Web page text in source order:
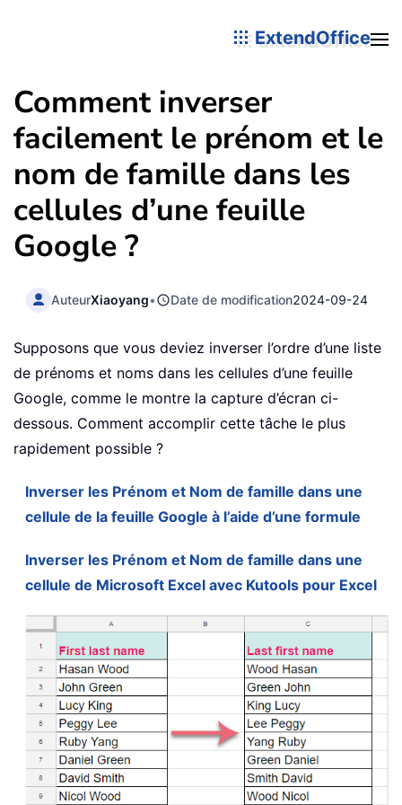
ExtendOffice
Comment inverser
facilement le prénom et le
nom de famille dans les
cellules d’une feuille
Google ?
AuteurXiaoyang• Date de modification2024-09-24
Supposons que vous deviez inverser l’ordre d’une liste
de prénoms et noms dans les cellules d’une feuille
Google, comme le montre la capture d’écran ci-
dessous. Comment accomplir cette tâche le plus
rapidement possible ?
Inverser les Prénom et Nom de famille dans une
cellule de la feuille Google à l’aide d’une formule
Inverser les Prénom et Nom de famille dans une
cellule de Microsoft Excel avec Kutools pour Excel